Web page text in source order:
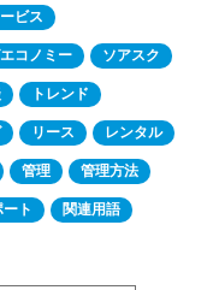
ビス
コノミー ソアスク
トレンド
リース レンタル
管理 管理方法
ト 関連用語